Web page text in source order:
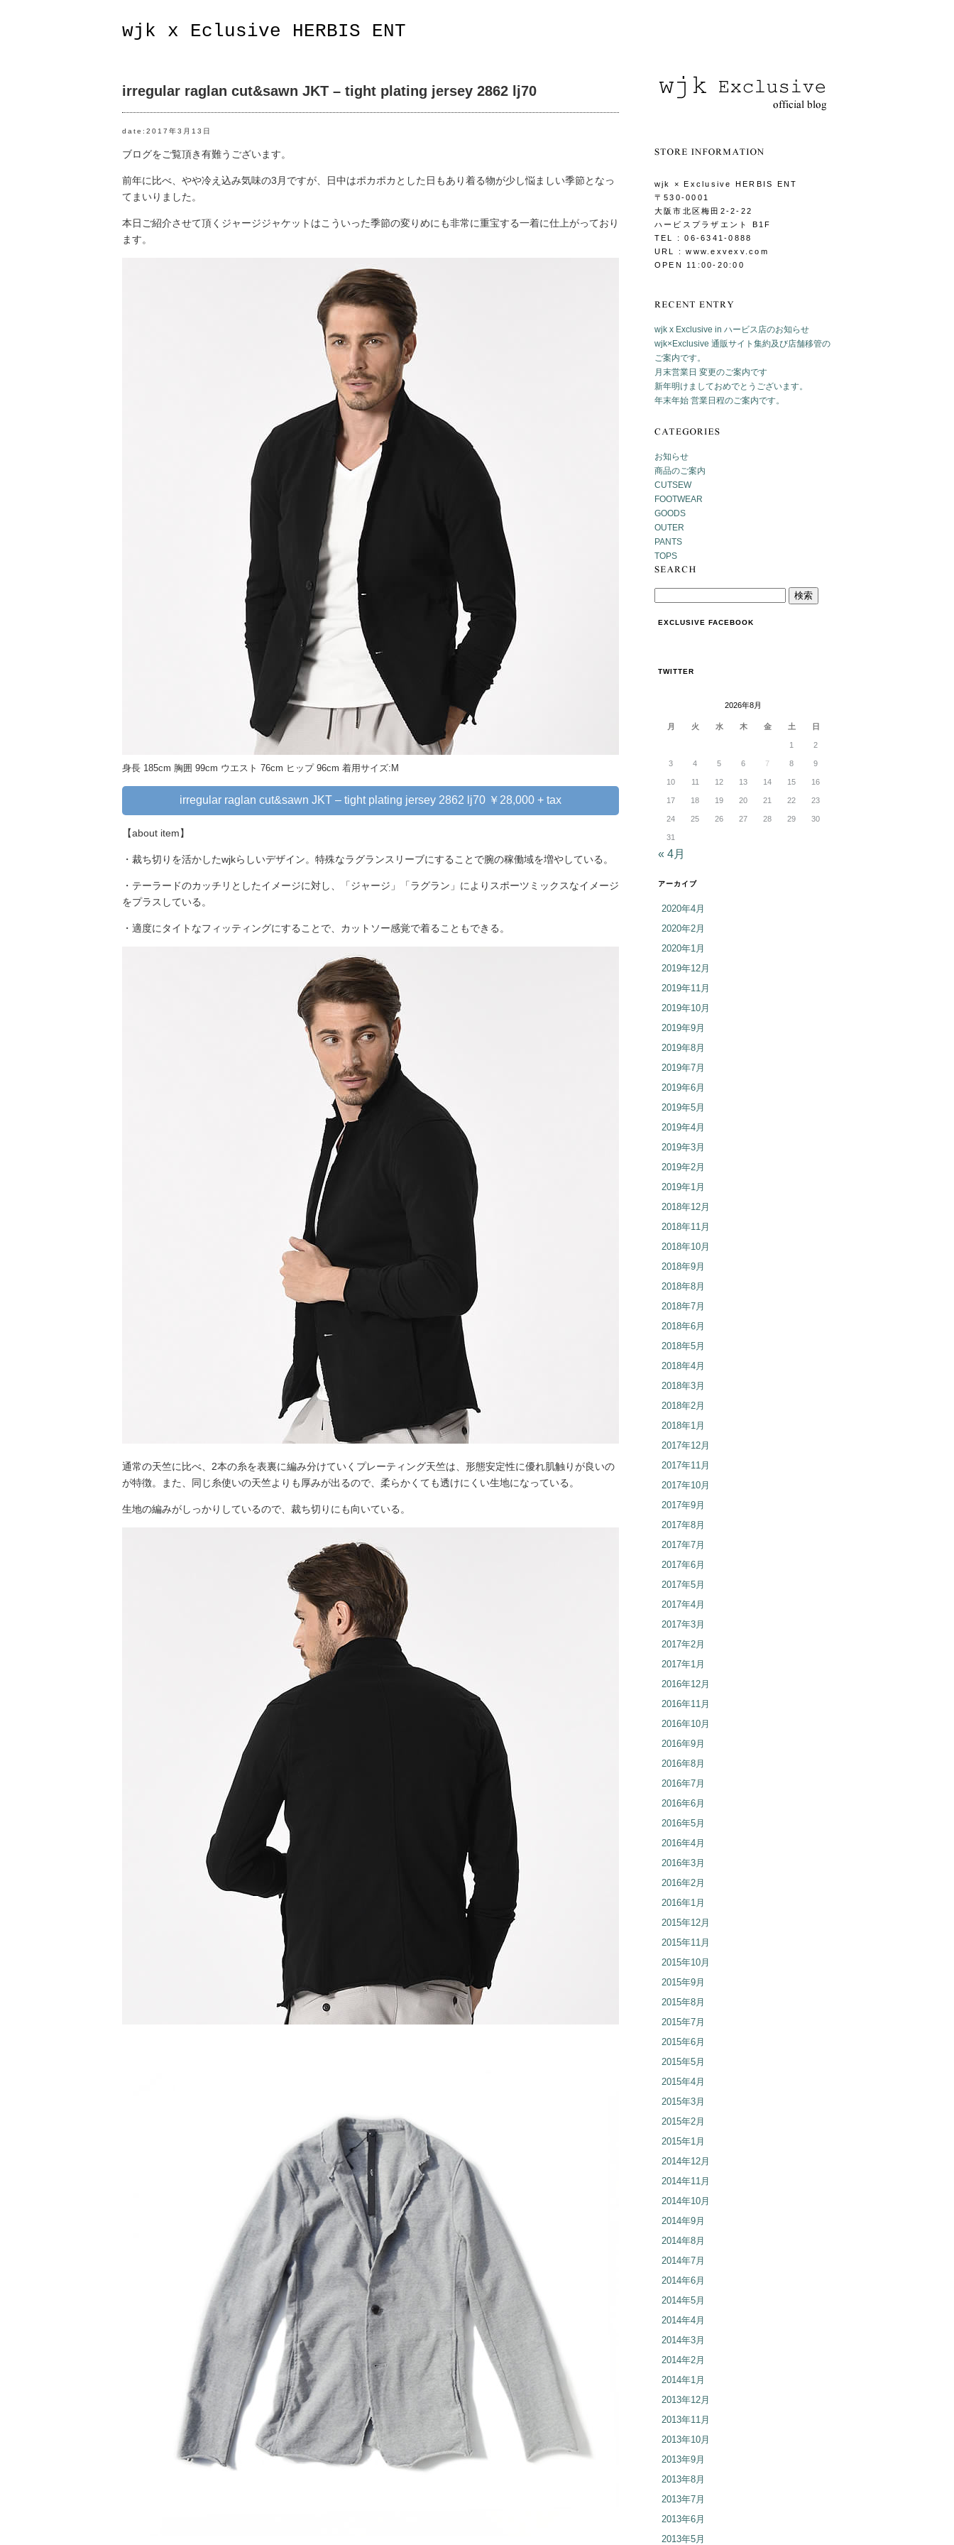
wjk x Eclusive HERBIS ENT
irregular raglan cut&sawn JKT – tight plating jersey 2862 lj70
date:2017年3月13日
ブログをご覧頂き有難うございます。
前年に比べ、やや冷え込み気味の3月ですが、日中はポカポカとした日もあり着る物が少し悩ましい季節となっ
てまいりました。
本日ご紹介させて頂くジャージジャケットはこういった季節の変りめにも非常に重宝する一着に仕上がっており
ます。
身長 185cm 胸囲 99cm ウエスト 76cm ヒップ 96cm 着用サイズ:M
irregular raglan cut&sawn JKT – tight plating jersey 2862 lj70 ￥28,000 + tax
【about item】
・裁ち切りを活かしたwjkらしいデザイン。特殊なラグランスリーブにすることで腕の稼働域を増やしている。
・テーラードのカッチリとしたイメージに対し、「ジャージ」「ラグラン」によりスポーツミックスなイメージ
をプラスしている。
・適度にタイトなフィッティングにすることで、カットソー感覚で着ることもできる。
通常の天竺に比べ、2本の糸を表裏に編み分けていくプレーティング天竺は、形態安定性に優れ肌触りが良いの
が特徴。また、同じ糸使いの天竺よりも厚みが出るので、柔らかくても透けにくい生地になっている。
生地の編みがしっかりしているので、裁ち切りにも向いている。
wjk × Exclusive HERBIS ENT
〒530-0001
大阪市北区梅田2-2-22
ハービスプラザエント B1F
TEL : 06-6341-0888
URL : www.exvexv.com
OPEN 11:00-20:00
wjk x Exclusive in ハービス店のお知らせ
wjk×Exclusive 通販サイト集約及び店舗移管の
ご案内です。
月末営業日 変更のご案内です
新年明けましておめでとうございます。
年末年始 営業日程のご案内です。
お知らせ
商品のご案内
CUTSEW
FOOTWEAR
GOODS
OUTER
PANTS
TOPS
EXCLUSIVE FACEBOOK
TWITTER
2026年8月
月 火 水 木 金 土 日
1 2
3 4 5 6 7 8 9
10 11 12 13 14 15 16
17 18 19 20 21 22 23
24 25 26 27 28 29 30
31
« 4月
アーカイブ
2020年4月
2020年2月
2020年1月
2019年12月
2019年11月
2019年10月
2019年9月
2019年8月
2019年7月
2019年6月
2019年5月
2019年4月
2019年3月
2019年2月
2019年1月
2018年12月
2018年11月
2018年10月
2018年9月
2018年8月
2018年7月
2018年6月
2018年5月
2018年4月
2018年3月
2018年2月
2018年1月
2017年12月
2017年11月
2017年10月
2017年9月
2017年8月
2017年7月
2017年6月
2017年5月
2017年4月
2017年3月
2017年2月
2017年1月
2016年12月
2016年11月
2016年10月
2016年9月
2016年8月
2016年7月
2016年6月
2016年5月
2016年4月
2016年3月
2016年2月
2016年1月
2015年12月
2015年11月
2015年10月
2015年9月
2015年8月
2015年7月
2015年6月
2015年5月
2015年4月
2015年3月
2015年2月
2015年1月
2014年12月
2014年11月
2014年10月
2014年9月
2014年8月
2014年7月
2014年6月
2014年5月
2014年4月
2014年3月
2014年2月
2014年1月
2013年12月
2013年11月
2013年10月
2013年9月
2013年8月
2013年7月
2013年6月
2013年5月